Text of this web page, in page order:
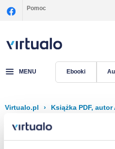
Pomoc
MENU Ebooki
Virtualo.pl › Książka PDF,
Filtruj